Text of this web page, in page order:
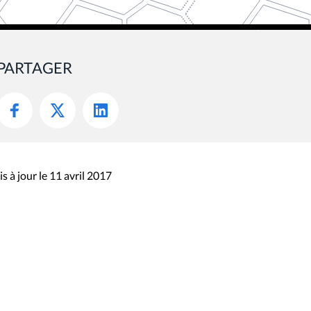
à jour le 11 avril 2017